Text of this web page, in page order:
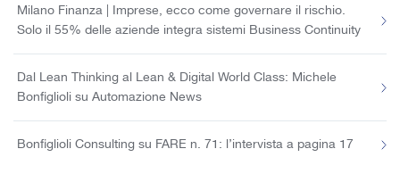
Milano Finanza | Imprese, ecco come governare il rischio.
Solo il 55% delle aziende integra sistemi Business Continuity
Dal Lean Thinking al Lean & Digital World Class: Michele
Bonfiglioli su Automazione News
Bonfiglioli Consulting su FARE n. 71: l’intervista a pagina 17